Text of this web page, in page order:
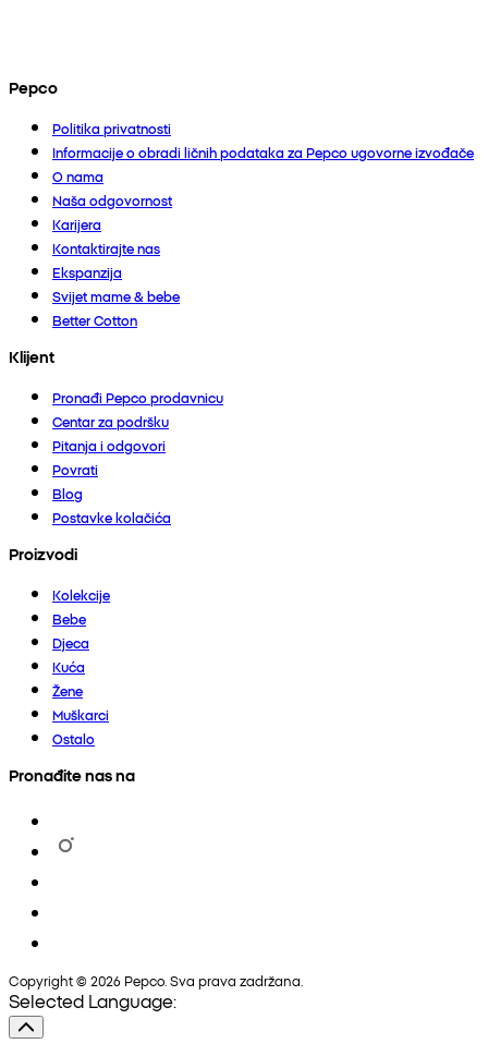
Pepco
Politika privatnosti
Informacije o obradi ličnih podataka za Pepco ugovorne izvođače
O nama
Naša odgovornost
Karijera
Kontaktirajte nas
Ekspanzija
Svijet mame & bebe
Better Cotton
Klijent
Pronađi Pepco prodavnicu
Centar za podršku
Pitanja i odgovori
Povrati
Blog
Postavke kolačića
Proizvodi
Kolekcije
Bebe
Djeca
Kuća
Žene
Muškarci
Ostalo
Pronađite nas na
Copyright © 2026 Pepco. Sva prava zadržana.
Selected Language: